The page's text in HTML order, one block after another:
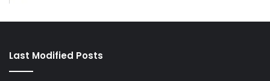
Last Modified Posts